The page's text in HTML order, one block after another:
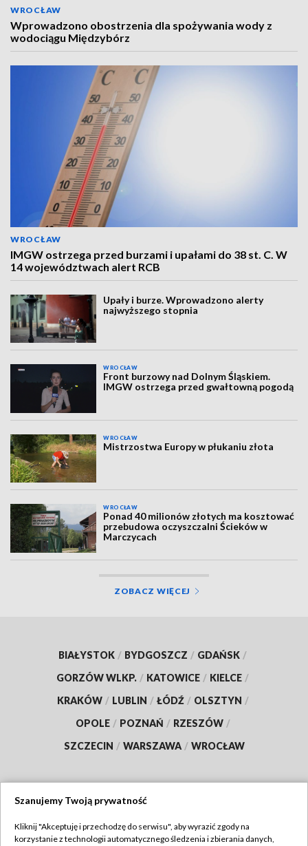
WROCŁAW
Wprowadzono obostrzenia dla spożywania wody z
wodociągu Międzybórz
WROCŁAW
IMGW ostrzega przed burzami i upałami do 38 st. C. W
14 województwach alert RCB
Upały i burze. Wprowadzono alerty
najwyższego stopnia
WROCŁAW
Front burzowy nad Dolnym Śląskiem.
IMGW ostrzega przed gwałtowną pogodą
WROCŁAW
Mistrzostwa Europy w płukaniu złota
WROCŁAW
Ponad 40 milionów złotych ma kosztować
przebudowa oczyszczalni Ścieków w
Marczycach
ZOBACZ WIĘCEJ
BIAŁYSTOK / BYDGOSZCZ / GDAŃSK /
GORZÓW WLKP. / KATOWICE / KIELCE /
KRAKÓW / LUBLIN / ŁÓDŹ / OLSZTYN /
OPOLE / POZNAŃ / RZESZÓW /
SZCZECIN / WARSZAWA / WROCŁAW
TVP
Szanujemy Twoją prywatność
Kliknij "Akceptuję i przechodzę do serwisu", aby wyrazić zgody na
korzystanie z technologii automatycznego śledzenia i zbierania danych,